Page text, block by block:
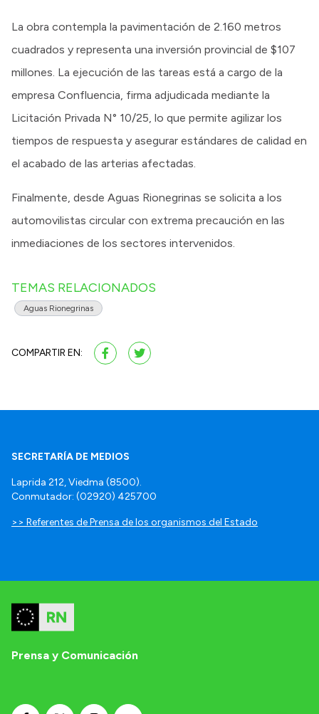
La obra contempla la pavimentación de 2.160 metros
cuadrados y representa una inversión provincial de $107
millones. La ejecución de las tareas está a cargo de la
empresa Confluencia, firma adjudicada mediante la
Licitación Privada N° 10/25, lo que permite agilizar los
tiempos de respuesta y asegurar estándares de calidad en
el acabado de las arterias afectadas.
Finalmente, desde Aguas Rionegrinas se solicita a los
automovilistas circular con extrema precaución en las
inmediaciones de los sectores intervenidos.
TEMAS RELACIONADOS
Aguas Rionegrinas
COMPARTIR EN:
SECRETARÍA DE MEDIOS
Laprida 212, Viedma (8500).
Conmutador: (02920) 425700
>> Referentes de Prensa de los organismos del Estado
Prensa y Comunicación